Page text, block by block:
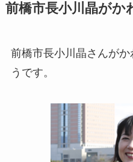
前橋市長小川晶がか
前橋市長小川晶さんが
うです。